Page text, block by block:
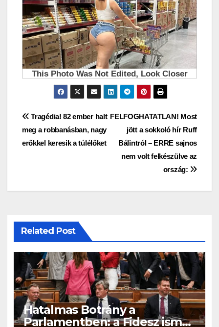
Bejegyzés
navigáció
FELFOGHATATLAN! Most
jött a sokkoló hír Ruff
Bálintról – ERRE sajnos
nem volt felkészülve az
ország:
Tragédia! 82 ember halt
meg a robbanásban, nagy
erőkkel keresik a túlélőket
Related Post
Hatalmas Botrány a
Parlamentben: a Fidesz ismét